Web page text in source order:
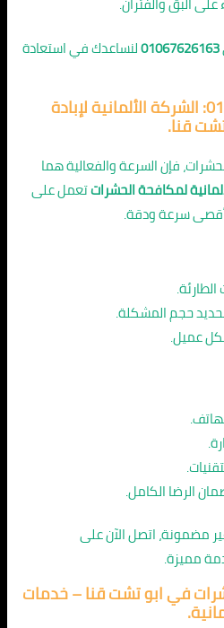
01067626163لنساعدك في استعادة
📞 اتصل بنا 01067626163: الشركة الألمانية لإبادة
قنا.
فإن السرعة والفعالية هما
لمكافحة الحشراتتعمل على
بأقصى سرعة ودقة.
حجم المشكلة.
عميل.
الرضا الكامل.
مضمونة، اتصل الآن على
مميزة.
في ابو تشت قنا – خدمات